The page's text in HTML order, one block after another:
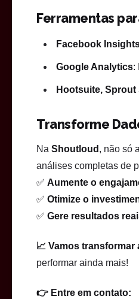
Ferramentas
Facebook
Google Analytics:
Hootsuite,
Transforme
NaShoutloud , não só
análises completas de
✅ Aumente o
✅Otimize o
✅Gere resultados
📈 Vamos
performar ainda mais!
👉 Entre em contato: